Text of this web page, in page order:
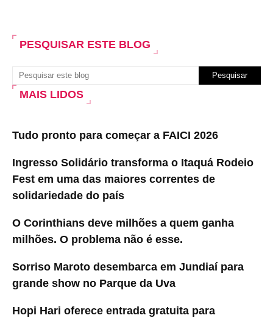
PESQUISAR ESTE BLOG
MAIS LIDOS
Tudo pronto para começar a FAICI 2026
Ingresso Solidário transforma o Itaquá Rodeio
Fest em uma das maiores correntes de
solidariedade do país
O Corinthians deve milhões a quem ganha
milhões. O problema não é esse.
Sorriso Maroto desembarca em Jundiaí para
grande show no Parque da Uva
Hopi Hari oferece entrada gratuita para